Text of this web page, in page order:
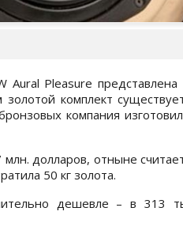
Aural Pleasure
комплект
компания
долларов, отныне
50 кг золота.
дешевле – в 313